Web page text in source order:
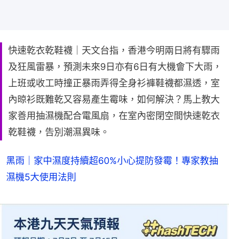
快速乾衣乾鞋襪｜天文台指，香港今明兩日將有驟雨
及狂風雷暴，預測未來9日亦有6日有大機會下大雨，
上班或收工時撞正暴雨弄得全身衫褲鞋襪都濕透，室
內晾衫既難乾又容易產生霉味，如何解決？馬上教大
家善用抽濕機配合電風扇，在室內密閉空間快速乾衣
乾鞋襪，告別潮濕異味。
黑雨｜家中濕度持續超60%小心提防發霉！專家教抽
濕機5大使用法則